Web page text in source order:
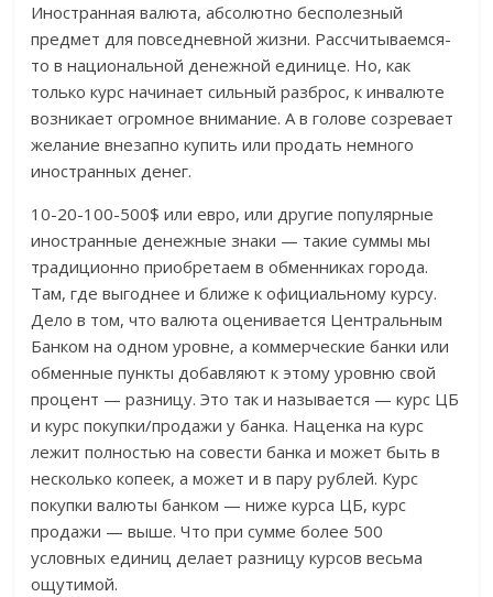
Иностранная валюта, абсолютно бесполезный
предмет для повседневной жизни. Рассчитываемся-
то в национальной денежной единице. Но, как
только курс начинает сильный разброс, к инвалюте
возникает огромное внимание. А в голове созревает
желание внезапно купить или продать немного
иностранных денег.
10-20-100-500$ или евро, или другие популярные
иностранные денежные знаки — такие суммы мы
традиционно приобретаем в обменниках города.
Там, где выгоднее и ближе к официальному курсу.
Дело в том, что валюта оценивается Центральным
Банком на одном уровне, а коммерческие банки или
обменные пункты добавляют к этому уровню свой
процент — разницу. Это так и называется — курс ЦБ
и курс покупки/продажи у банка. Наценка на курс
лежит полностью на совести банка и может быть в
несколько копеек, а может и в пару рублей. Курс
покупки валюты банком — ниже курса ЦБ, курс
продажи — выше. Что при сумме более 500
условных единиц делает разницу курсов весьма
ощутимой.